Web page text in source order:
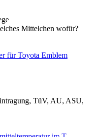
Mittelchen wofür?
für Toyota Emblem
TüV, AU, ASU,